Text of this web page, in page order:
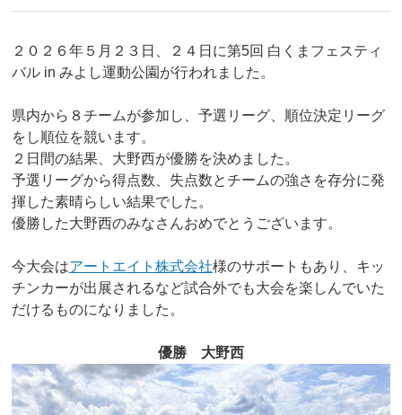
２０２６年５月２３日、２４日に第5回 白くまフェスティ
バル in みよし運動公園が行われました。
県内から８チームが参加し、予選リーグ、順位決定リーグ
をし順位を競います。
２日間の結果、大野西が優勝を決めました。
予選リーグから得点数、失点数とチームの強さを存分に発
揮した素晴らしい結果でした。
優勝した大野西のみなさんおめでとうございます。
今大会はアートエイト株式会社様のサポートもあり、キッ
チンカーが出展されるなど試合外でも大会を楽しんでいた
だけるものになりました。
優勝 大野西